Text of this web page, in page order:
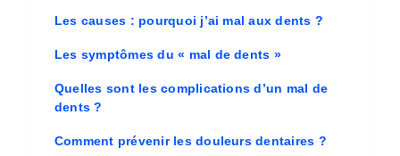
Les causes : pourquoi j’ai mal aux dents ?
Les symptômes du « mal de dents »
Quelles sont les complications d’un mal de
dents ?
Comment prévenir les douleurs dentaires ?